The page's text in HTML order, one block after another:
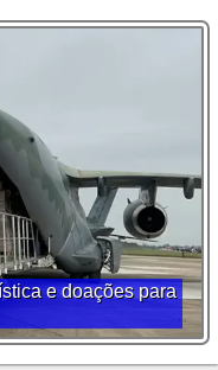
e doações para